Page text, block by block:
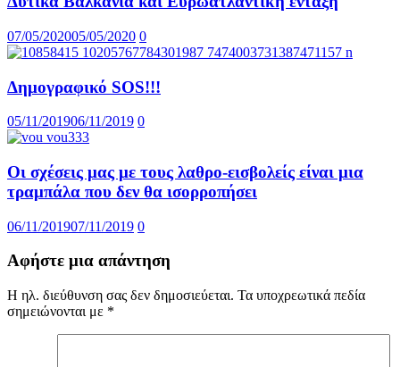
07/05/202005/05/2020 0
Δημογραφικό SOS!!!
05/11/201906/11/2019 0
Οι σχέσεις μας με τους λαθρο-εισβολείς είναι μια
τραμπάλα που δεν θα ισορροπήσει
06/11/201907/11/2019 0
Αφήστε μια απάντηση
Η ηλ. διεύθυνση σας δεν δημοσιεύεται. Τα υποχρεωτικά πεδία
σημειώνονται με *